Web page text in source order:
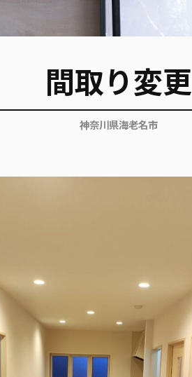
間取り変更
神奈川県海老名市